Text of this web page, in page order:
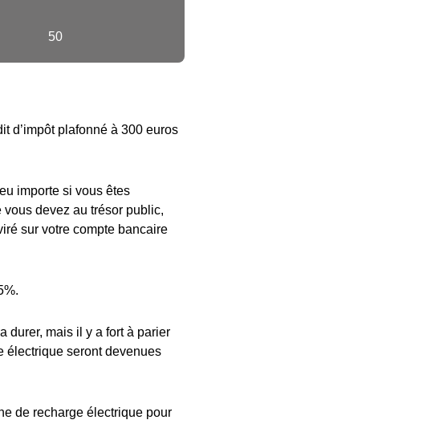
50
d’impôt plafonné à 300 euros
importe si vous êtes
devez au trésor public,
sur votre compte bancaire
durer, mais il y a fort à parier
électrique seront devenues
de recharge électrique pour